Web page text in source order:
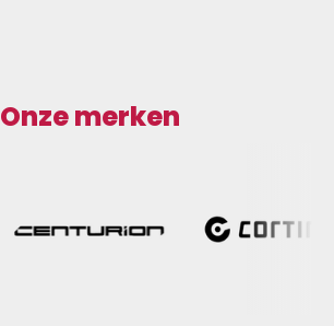
Onze merken